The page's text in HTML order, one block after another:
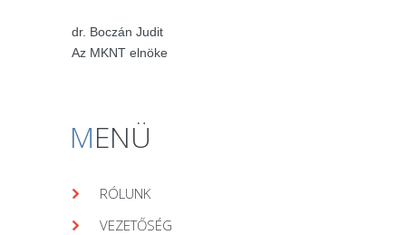
dr. Boczán Judit
Az MKNT elnöke
MENÜ
RÓLUNK
VEZETŐSÉG